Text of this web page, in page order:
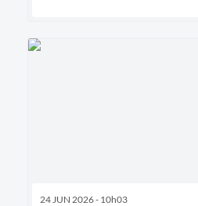
24 JUN 2026 - 10h03